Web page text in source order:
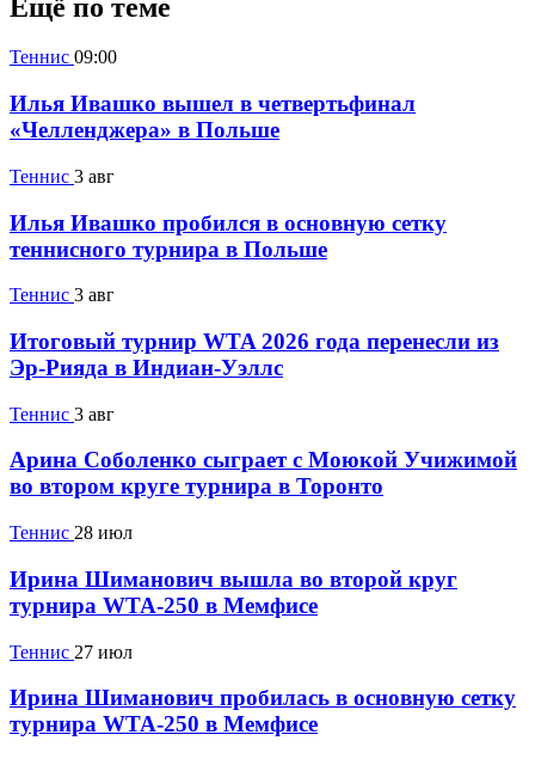
Ещё по теме
Теннис 09:00
Илья Ивашко вышел в четвертьфинал
«Челленджера» в Польше
Теннис 3 авг
Илья Ивашко пробился в основную сетку
теннисного турнира в Польше
Теннис 3 авг
Итоговый турнир WTA 2026 года перенесли из
Эр-Рияда в Индиан-Уэллс
Теннис 3 авг
Арина Соболенко сыграет с Моюкой Учижимой
во втором круге турнира в Торонто
Теннис 28 июл
Ирина Шиманович вышла во второй круг
турнира WTA-250 в Мемфисе
Теннис 27 июл
Ирина Шиманович пробилась в основную сетку
турнира WTA-250 в Мемфисе